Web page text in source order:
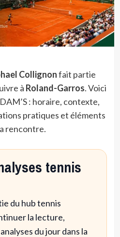
Collignonfait partie
à Roland-Garros. Voici
: horaire, contexte,
pratiques et éléments
rencontre.
tennis
du hub tennis
la lecture,
du jour dans la